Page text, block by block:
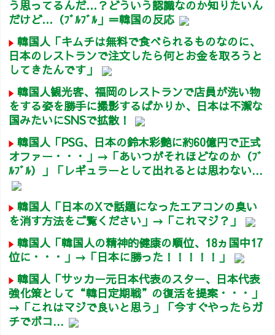
う思ってるんだ…？どういう認識なのか知りたいん
だけど…（ﾌﾞﾙﾌﾞﾙ」＝韓国の反応
韓国人「キムチは無料で食べられるものなのに、
日本のレストランで注文したら何とお金を取ろうと
してきたんです」
韓国人観光客、福岡のレストランで店員が洗い物
をする姿を勝手に撮影するばかりか、日本は不潔な
国みたいにSNSで拡散！
韓国人「PSG、日本の鈴木彩艶に約60億円で正式
オファー・・・」→「あいつがそれほどなのか（ﾌﾞ
ﾙﾌﾞﾙ）」「レギュラーとして出れるとは思わない...
韓国人「日本のXで話題になったエアコンの臭い
を消す方法をご覧ください」→「これマジ？」
韓国人「韓国人の精神的健康の順位、18ヵ国中17
位に・・・」→「日本に勝った！！！！！」
韓国人「サッカー元日本代表のスター、日本代表
強化策として“韓日定期戦”の復活を提案・・・」
→「これはマジで良いと思う」「今すぐやったらガ
チでボコ...